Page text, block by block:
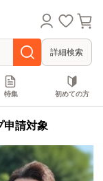
詳細検索
特集 初めての方
申請対象